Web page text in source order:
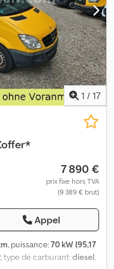
► Clapets d'aération
►
complète
: ► Béquilles arrière ►
minutieux, des erreurs
Par conséquent, les
sont pas contractuels.
1 / 17
7 890 €
prix fixe hors TVA
(9 389 € brut)
Appel
, puissance:70 kW (95,17
, type de carburant:diesel,